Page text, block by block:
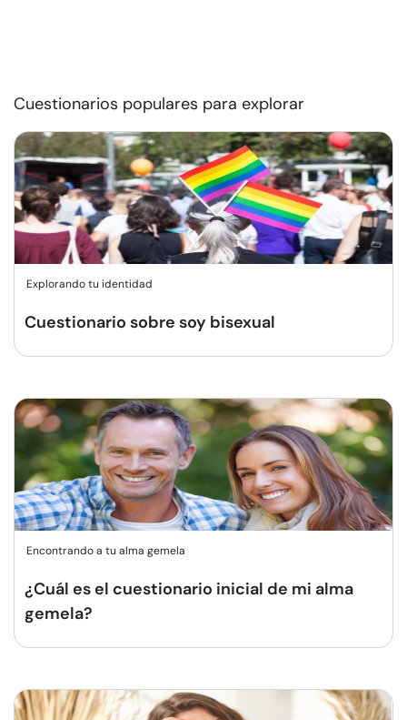
Cuestionarios populares para explorar
Explorando tu identidad
Cuestionario sobre soy bisexual
Encontrando a tu alma gemela
¿Cuál es el cuestionario inicial de mi alma
gemela?